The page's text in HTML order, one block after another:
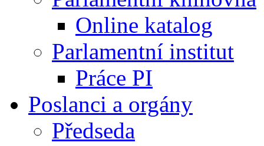
Online katalog
Parlamentní institut
Práce PI
Poslanci a orgány
Předseda